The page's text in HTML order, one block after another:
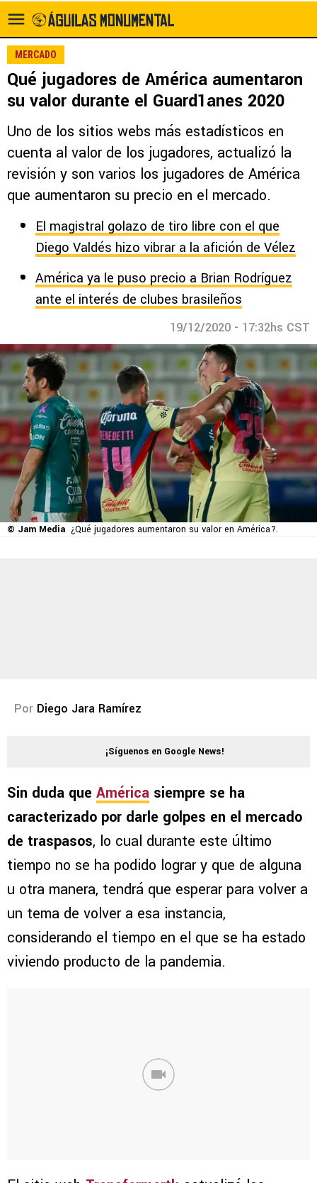
MERCADO
Qué jugadores de América aumentaron
su valor durante el Guard1anes 2020
Uno de los sitios webs más estadísticos en
cuenta al valor de los jugadores, actualizó la
revisión y son varios los jugadores de América
que aumentaron su precio en el mercado.
El magistral golazo de tiro libre con el que
Diego Valdés hizo vibrar a la afición de Vélez
América ya le puso precio a Brian Rodríguez
ante el interés de clubes brasileños
19/12/2020 - 17:32hs CST
© Jam Media ¿Qué jugadores aumentaron su valor en América?.
Por Diego Jara Ramírez
¡Síguenos en Google News!
Sin duda que América siempre se ha
caracterizado por darle golpes en el mercado
de traspasos, lo cual durante este último
tiempo no se ha podido lograr y que de alguna
u otra manera, tendrá que esperar para volver a
un tema de volver a esa instancia,
considerando el tiempo en el que se ha estado
viviendo producto de la pandemia.